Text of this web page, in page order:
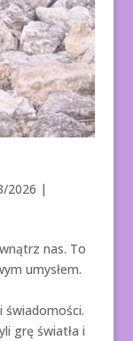
2026 |
nas. To
umysłem.
grę światła i